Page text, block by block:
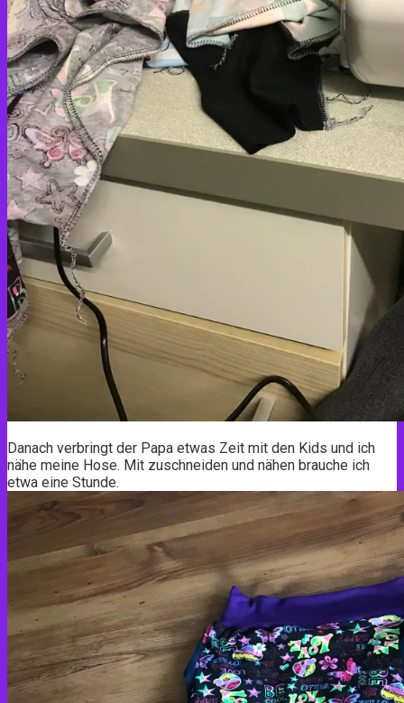
Danach verbringt der Papa etwas Zeit mit den Kids und ich
nähe meine Hose. Mit zuschneiden und nähen brauche ich
etwa eine Stunde.